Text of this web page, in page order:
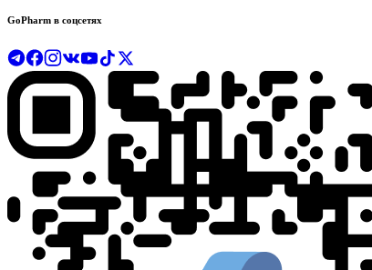
GoPharm в соцсетях